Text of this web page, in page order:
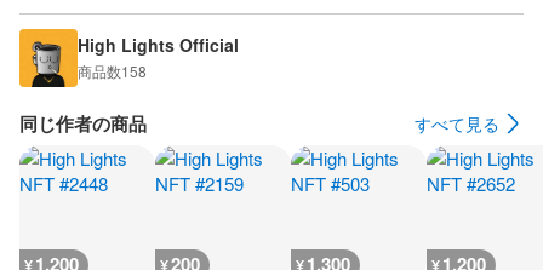
High Lights Official
商品数158
同じ作者の商品 すべて見る
¥1,200 ¥200 ¥1,300 ¥1,200